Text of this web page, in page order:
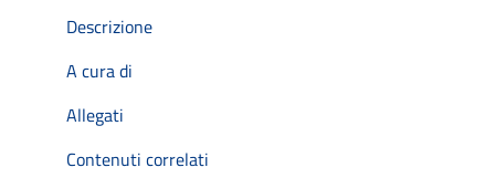
Descrizione
A cura di
Allegati
Contenuti correlati